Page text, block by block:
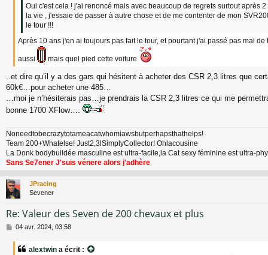
Oui c'est cela ! j'ai renoncé mais avec beaucoup de regrets surtout après 2
la vie , j'essaie de passer à autre chose et de me contenter de mon
le tour !!!
Après 10 ans j'en ai toujours pas fait le tour, et pourtant j'ai passé pas mal de
aussi mais quel pied cette voiture
..et dire qu’il y a des gars qui hésitent à acheter des CSR 2,3 litres que
60k€…pour acheter une 485…
…moi je n’hésiterais pas…je prendrais la CSR 2,3 litres ce qui me
bonne 1700 XFlow….
Noneedtobecrazytotameacatwhomiawsbutperhapsthathelps!
Team 200+Whatelse! Just2,3lSimplyCollector! Ohlacousine
La Donk bodybuildée masculine est ultra-facile,la Cat sexy féminine est ultra-
Sans Se7ener J'suis vénere alors j'adhère
JPracing
Sevener
Re: Valeur des Seven de 200 chevaux et plus
M
04 avr. 2024, 03:58
alextwin a écrit :